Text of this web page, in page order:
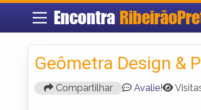
Encontra
Geômetra Design &
Compartilhar Avalie!